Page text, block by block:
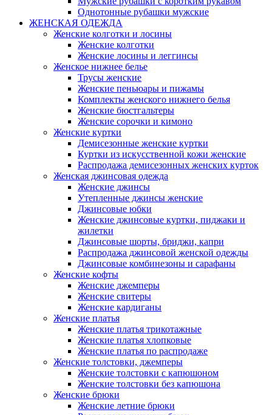
Однотонные рубашки мужские
ЖЕНСКАЯ ОДЕЖДА
Женские колготки и лосины
Женские колготки
Женские лосины и леггинсы
Женское нижнее белье
Трусы женские
Женские пеньюары и пижамы
Комплекты женского нижнего белья
Женские бюстгальтеры
Женские сорочки и кимоно
Женские куртки
Демисезонные женские куртки
Куртки из искусственной кожи женские
Распродажа демисезонных женских курток
Женская джинсовая одежда
Женские джинсы
Утепленные джинсы женские
Джинсовые юбки
Женские джинсовые куртки, пиджаки и
жилетки
Джинсовые шорты, бриджи, капри
Распродажа джинсовой женской одежды
Джинсовые комбинезоны и сарафаны
Женские кофты
Женские джемперы
Женские свитеры
Женские кардиганы
Женские платья
Женские платья трикотажные
Женские платья хлопковые
Женские платья по распродаже
Женские толстовки, джемперы
Женские толстовки с капюшоном
Женские толстовки без капюшона
Женские брюки
Женские летние брюки